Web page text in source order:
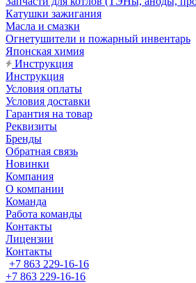
Катушки зажигания
Масла и смазки
Огнетушители и пожарный инвентарь
Японская химия
Инструкция
Инструкция
Условия оплаты
Условия доставки
Гарантия на товар
Реквизиты
Бренды
Обратная связь
Новинки
Компания
О компании
Команда
Работа команды
Контакты
Лицензии
Контакты
+7 863 229-16-16
+7 863 229-16-16